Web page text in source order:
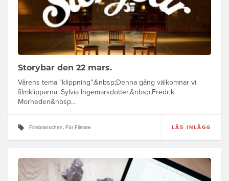
Storybar den 22 mars.
Vårens tema "klippning".&nbsp;Denna gång välkomnar vi
filmklipparna: Sylvia Ingemarsdotter,&nbsp;Fredrik
Morheden&nbsp...
Filmbranschen, För Filmare LÄS INLÄGG